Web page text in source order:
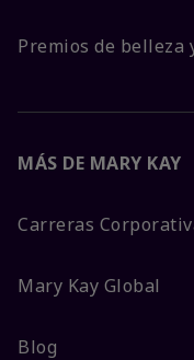
Premios de belleza
MÁS DE MARY KAY
Carreras
Mary Kay Global
Blog